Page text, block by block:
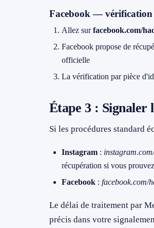
Facebook — vérification
Allez surfacebook.com/
Facebook propose de
officielle
La vérification par pièce
Étape 3 : Signaler
Si les procédures standard
Instagram :
récupération si vous
Facebook : facebook.com/
Le délai de traitement par
précis dans votre